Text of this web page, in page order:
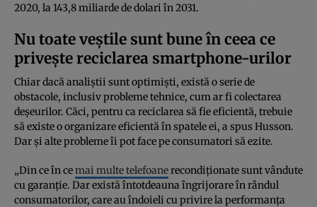
2020, la 143,8 miliarde de dolari în 2031.
Nu toate veștile sunt bune în ceea ce
privește reciclarea smartphone-urilor
Chiar dacă analiștii sunt optimiști, există o serie de
obstacole, inclusiv probleme tehnice, cum ar fi colectarea
deșeurilor. Căci, pentru ca reciclarea să fie eficientă, trebuie
să existe o organizare eficientă în spatele ei, a spus Husson.
Dar și alte probleme îi pot face pe consumatori să ezite.
„Din ce în cemai multe telefoanerecondiționate sunt vândute
cu garanție. Dar există întotdeauna îngrijorare în rândul
consumatorilor, care au îndoieli cu privire la performanța